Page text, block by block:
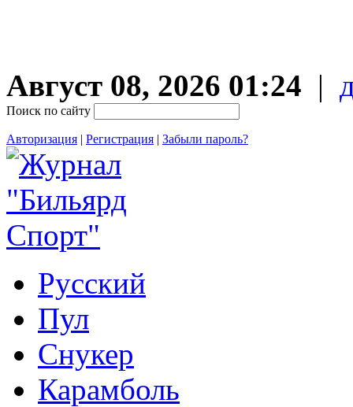
Август 08, 2026 01:24 |
Поиск по сайту
Авторизация | Регистрация | Забыли пароль?
Русский
Пул
Снукер
Карамболь